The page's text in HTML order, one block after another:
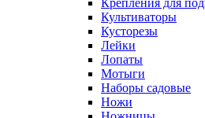
Крепления для
Культиваторы
Кусторезы
Лейки
Лопаты
Мотыги
Наборы садовые
Ножи